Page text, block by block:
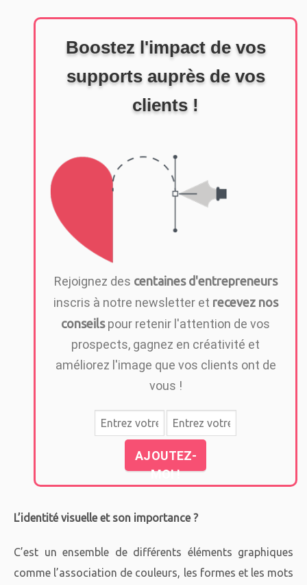
Boostez l'impact de vos
supports auprès de vos
clients !
Rejoignez des centaines d'entrepreneurs
inscris à notre newsletter et recevez nos
conseilspour retenir l'attention de vos
prospects, gagnez en créativité et
améliorez l'image que vos clients ont de
vous !
AJOUTEZ-
MOI !
L’identité visuelle et son importance ?
C’est un ensemble de différents éléments graphiques
comme l’association de couleurs, les formes et les mots